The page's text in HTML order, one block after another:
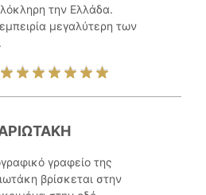
την Ελλάδα.
μεγαλύτερη των
γραφείο της
βρίσκεται στην